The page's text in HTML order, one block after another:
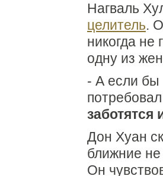
Нагваль
целитель.
никогда не
одну из
- А если бы
заботятся
Дон Хуан
ближние
Он